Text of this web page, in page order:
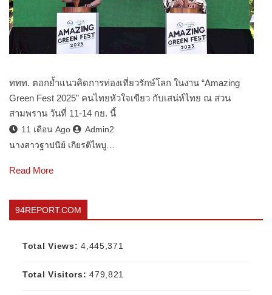
ททท. ตอกย้ำแนวคิดการท่องเที่ยวรักษ์โลก ในงาน “Amazing
Green Fest 2025” คนไทยหัวใจเขียว กับเสน่ห์ไทย ณ สวน
สามพราน วันที่ 11-14 กย. นี้
11 เดือน Ago
Admin2
นางสาวฐาปนีย์ เกียรติไพบู…
Read More
94REPORT.COM
Total Views:4,445,371
Total Visitors:479,821